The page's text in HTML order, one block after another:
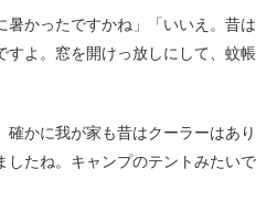
暑かったですかね」「いいえ。昔は
すよ。窓を開けっ放しにして、蚊帳
確かに我が家も昔はクーラーはあり
したね。キャンプのテントみたいで